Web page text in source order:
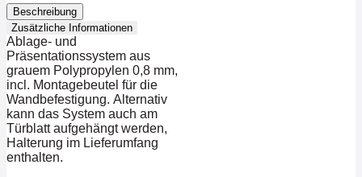
Beschreibung
Zusätzliche Informationen
Ablage- und
Präsentationssystem aus
grauem Polypropylen 0,8 mm,
incl. Montagebeutel für die
Wandbefestigung. Alternativ
kann das System auch am
Türblatt aufgehängt werden,
Halterung im Lieferumfang
enthalten.